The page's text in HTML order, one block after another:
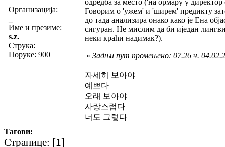
Организација:
Име и презиме:
s.z.
Струка:
Поруке: 900
одредба за место ('на ормару у
Говорим о 'ужем' и 'ширем' предикту
до тада анализира онако како је Ена
сигуран. Не мислим да би иједан
неки краћи надимак?).
« Задњи пут промењено: 07.26 ч.
자세히 보아야
예쁘다
오래 보아야
사랑스럽다
너도 그렇다
Тагови:
Странице: [1]